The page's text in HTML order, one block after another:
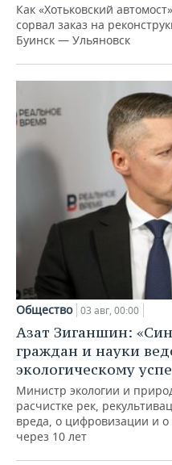
Как «Хотьковский
сорвал заказ на
Буинск — Ульяновск
Общество 03 авг, 00:00
Азат Зиганшин:
граждан и науки
экологическому
Министр экологии и
расчистке рек,
вреда, о цифровизации и о
через 10 лет